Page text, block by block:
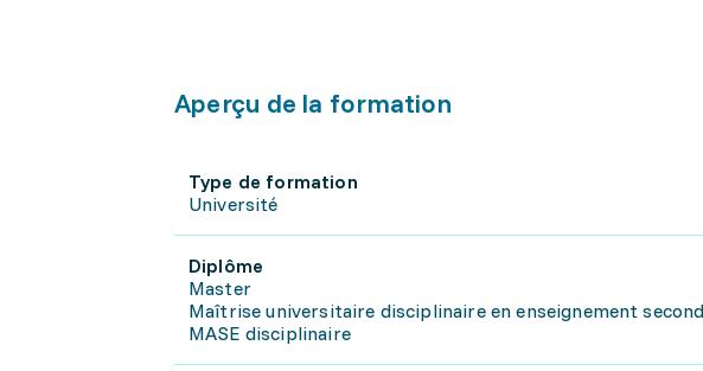
Aperçu de la formation
Type de formation
Université
Diplôme
Master
Maîtrise universitaire disciplinaire en enseignement
MASE disciplinaire